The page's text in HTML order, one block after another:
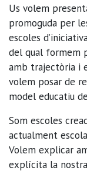
Us volem
promoguda per
escoles
del qual formem
amb trajectòria i
volem posar de
model educatiu
Som escoles
actualment
Volem explicar
explícita la